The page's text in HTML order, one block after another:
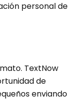
personal de
TextNow
de
enviando